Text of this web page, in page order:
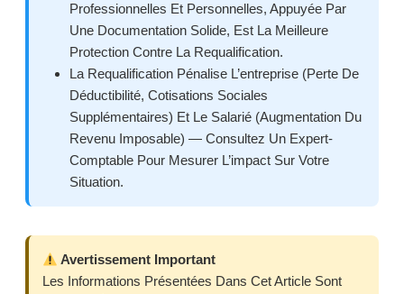
Professionnelles Et Personnelles, Appuyée Par
Une Documentation Solide, Est La Meilleure
Protection Contre La Requalification.
La Requalification Pénalise L’entreprise (perte De
Déductibilité, Cotisations Sociales
Supplémentaires) Et Le Salarié (augmentation Du
Revenu Imposable) — Consultez Un Expert-
Comptable Pour Mesurer L’impact Sur Votre
Situation.
Avertissement Important
Les Informations Présentées Dans Cet Article Sont